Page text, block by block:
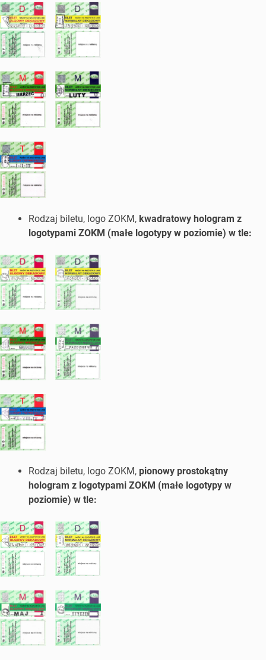
Rodzaj biletu, logo ZOKM, kwadratowy hologram z
logotypami ZOKM (małe logotypy w poziomie) w tle:
Rodzaj biletu, logo ZOKM, pionowy prostokątny
hologram z logotypami ZOKM (małe logotypy w
poziomie) w tle: